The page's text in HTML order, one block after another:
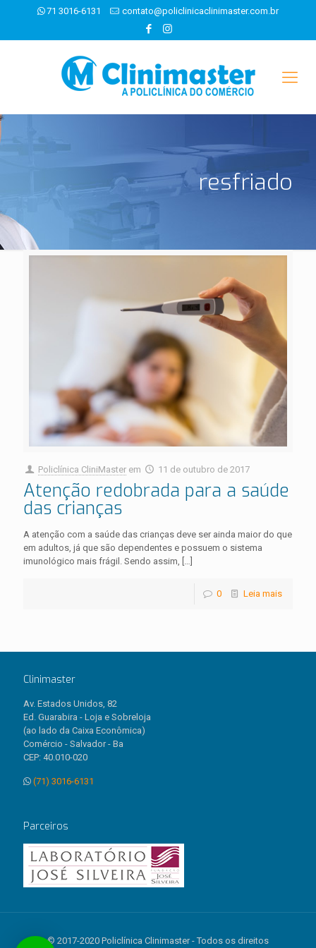
71 3016-6131 contato@policlinicaclinimaster.com.br
resfriado
Policlínica CliniMaster em 11 de outubro de 2017
Atenção redobrada para a saúde
das crianças
A atenção com a saúde das crianças deve ser ainda maior do que
em adultos, já que são dependentes e possuem o sistema
imunológico mais frágil. Sendo assim,
0 Leia mais
Clinimaster
Av. Estados Unidos, 82
Ed. Guarabira - Loja e Sobreloja
(ao lado da Caixa Econômica)
Comércio - Salvador - Ba
CEP: 40.010-020
(71) 3016-6131
Parceiros
© 2017-2020 Policlínica Clinimaster - Todos os direitos